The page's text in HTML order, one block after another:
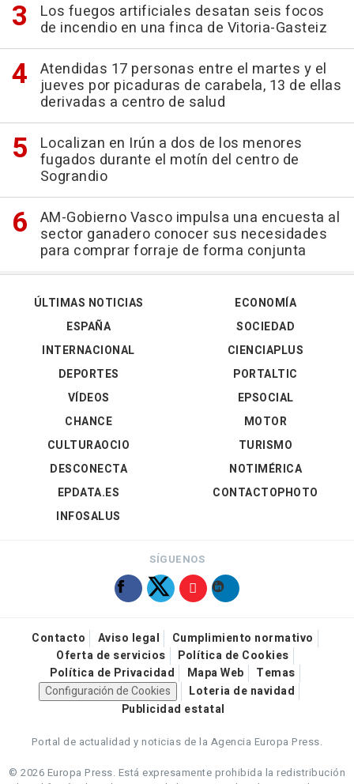
Los fuegos artificiales desatan seis focos
de incendio en una finca de Vitoria-Gasteiz
Atendidas 17 personas entre el martes y el
jueves por picaduras de carabela, 13 de ellas
derivadas a centro de salud
Localizan en Irún a dos de los menores
fugados durante el motín del centro de
Sograndio
AM-Gobierno Vasco impulsa una encuesta al
sector ganadero conocer sus necesidades
para comprar forraje de forma conjunta
ÚLTIMAS NOTICIAS
ESPAÑA
INTERNACIONAL
DEPORTES
VÍDEOS
ECONOMÍA
SOCIEDAD
CIENCIAPLUS
PORTALTIC
EPSOCIAL
CHANCE
CULTURAOCIO
DESCONECTA
EPDATA.ES
INFOSALUS
MOTOR
TURISMO
NOTIMÉRICA
CONTACTOPHOTO
SÍGUENOS
Contacto Aviso legal
Cumplimiento normativo
Oferta de servicios
Política de Cookies
Política de Privacidad
Mapa Web
Temas
Configuración de Cookies
Loteria de navidad
Publicidad estatal
Portal de actualidad y noticias de la Agencia Europa Press.
© 2026 Europa Press. Está expresamente prohibida la redistribución